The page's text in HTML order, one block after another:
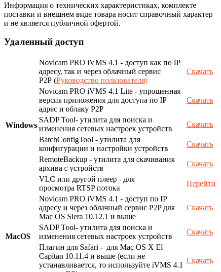
Информация о технических характеристиках, комплекте
поставки и внешнем виде товара носит справочный характер
и не является публичной офертой.
Удаленный доступ
Windows
Novicam PRO iVMS 4.1 - доступ как по IP
адресу, так и через облачный сервис
P2P (Руководство пользователя)
Скачать
Novicam PRO iVMS 4.1 Lite - упрощенная
версия приложения для доступа по IP
адрес и облаку P2P
Скачать
SADP Tool- утилита для поиска и
изменения сетевых настроек устройств
Скачать
BatchConfigTool - утилита для
конфигурации и настройки устройств
Скачать
RemoteBackup - утилита для скачивания
архива с устройств
Скачать
VLC или другой плеер - для
просмотра RTSP потока
Перейти
MacOS
Novicam PRO iVMS 4.1 - доступ по IP
адресу и через облачный сервис P2P для
Mac OS Siera 10.12.1 и выше
Скачать
SADP Tool- утилита для поиска и
изменения сетевых настроек устройств
Скачать
Плагин для Safari - для Mac OS X El
Capitan 10.11.4 и выше (если не
устанавливается, то используйте iVMS 4.1
Скачать